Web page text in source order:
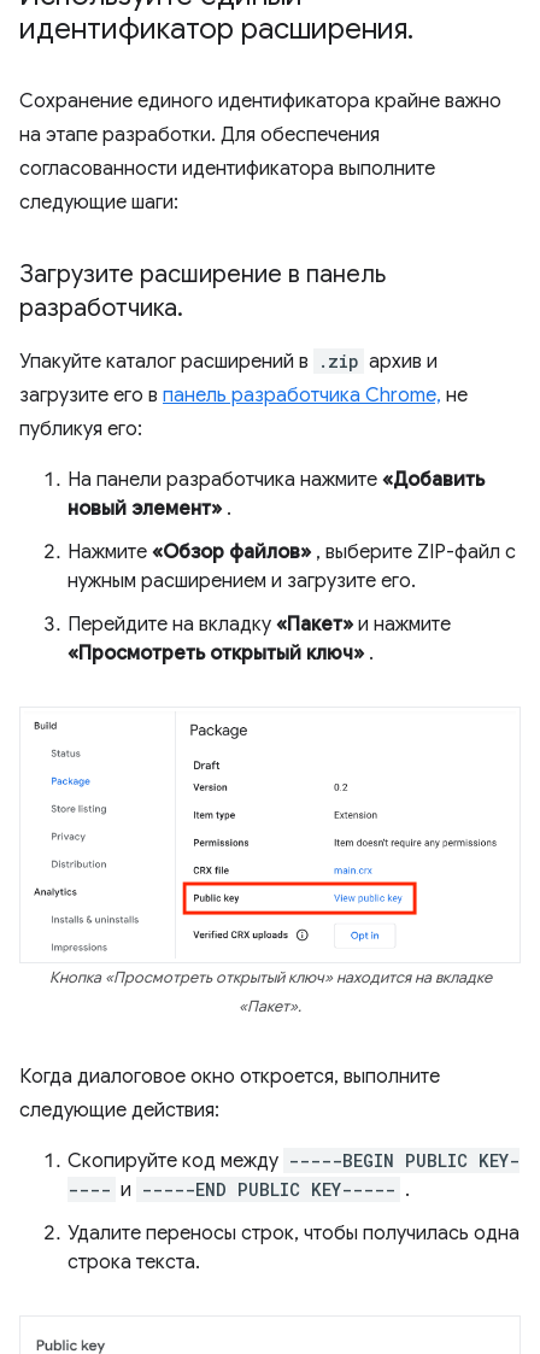
идентификатор расширения.
Сохранение единого идентификатора крайне важно
на этапе разработки. Для обеспечения
согласованности идентификатора выполните
следующие шаги:
Загрузите расширение в панель
разработчика.
Упакуйте каталог расширений в .zip архив и
загрузите его в панель разработчика Chrome, не
публикуя его:
На панели разработчика нажмите «Добавить
новый элемент» .
Нажмите «Обзор файлов» , выберите ZIP-файл с
нужным расширением и загрузите его.
Перейдите на вкладку «Пакет» и нажмите
«Просмотреть открытый ключ» .
Кнопка «Просмотреть открытый ключ» находится на вкладке
«Пакет».
Когда диалоговое окно откроется, выполните
следующие действия:
Скопируйте код между -----BEGIN PUBLIC KEY-
---- и -----END PUBLIC KEY----- .
Удалите переносы строк, чтобы получилась одна
строка текста.